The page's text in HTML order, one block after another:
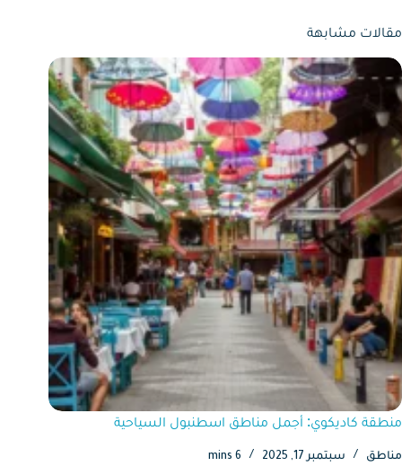
مقالات مشابهة
منطقة كاديكوي: أجمل مناطق اسطنبول السياحية
مناطق سبتمبر 17, 2025 6 mins